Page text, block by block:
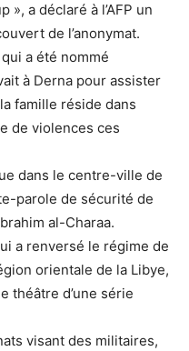
», a déclaré à l’AFP un
de l’anonymat.
a été nommé
à Derna pour assister
famille réside dans
de violences ces
dans le centre-ville de
parole de sécurité de
al-Charaa.
a renversé le régime de
orientale de la Libye,
théâtre d’une série
visant des militaires,